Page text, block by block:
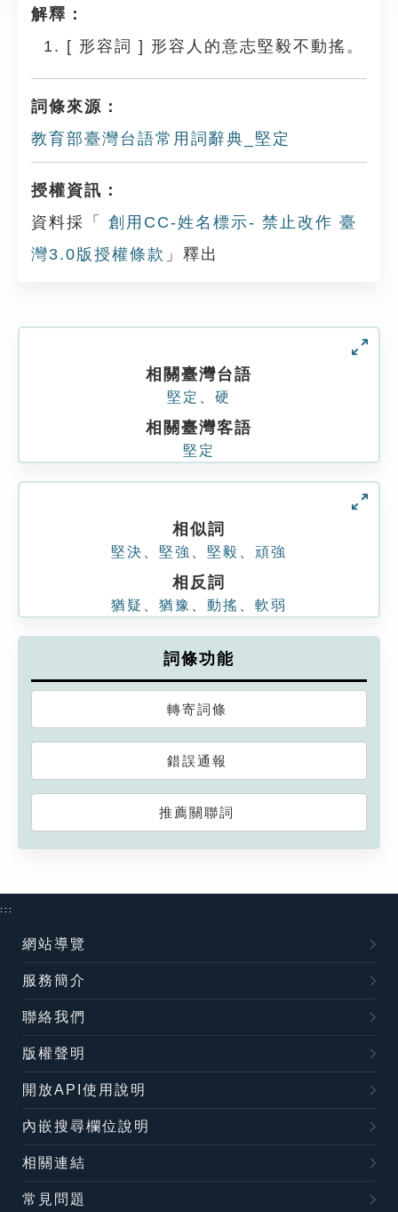
解釋：
[ 形容詞 ] 形容人的意志堅毅不動搖。
詞條來源：
教育部臺灣台語常用詞辭典_堅定
授權資訊：
資料採「
創用CC-姓名標示- 禁止改作 臺
灣3.0版授權條款 」釋出
相關臺灣台語
堅定 硬
相關臺灣客語
堅定
相似詞
堅決 堅強 堅毅 頑強
相反詞
猶疑 猶豫 動搖 軟弱
詞條功能
轉寄詞條
錯誤通報
推薦關聯詞
:::
網站導覽
服務簡介
聯絡我們
版權聲明
開放API使用說明
內嵌搜尋欄位說明
相關連結
常見問題